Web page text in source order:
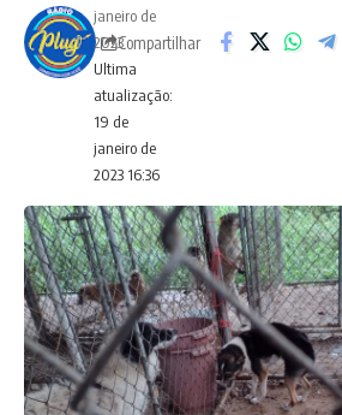
Ultima
atualização:
19 de
janeiro de
2023 16:36
janeiro de
2023Compartilhar